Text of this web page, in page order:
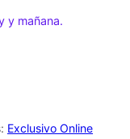
y mañana.
Exclusivo Online